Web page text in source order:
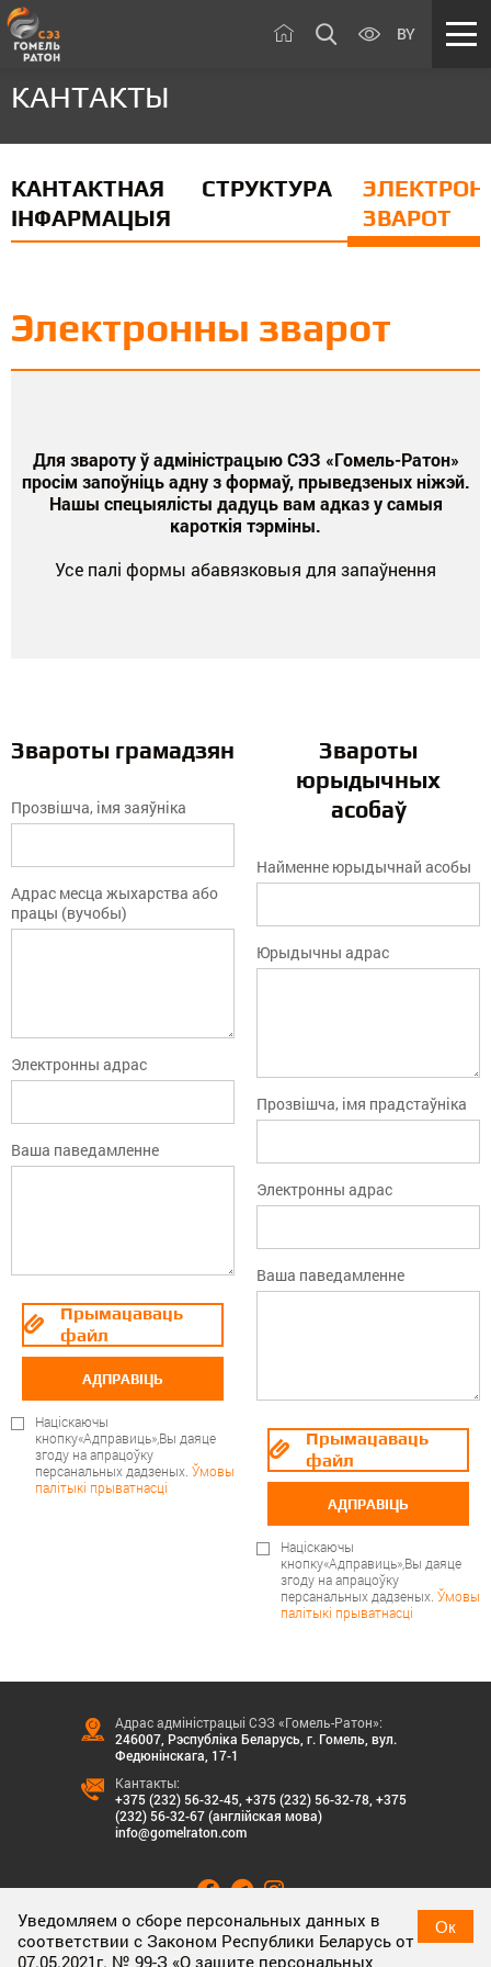
BY
КАНТАКТЫ
КАНТАКТНАЯ
ІНФАРМАЦЫЯ
СТРУКТУРА
ЗВАРОТ
Электронны зварот
Для звароту ў адміністрацыю СЭЗ «Гомель-Ратон»
просім запоўніць адну з формаў, прыведзеных ніжэй.
Нашы спецыялісты дадуць вам адказ у самыя
кароткія тэрміны.
Усе палі формы абавязковыя для запаўнення
Звароты грамадзян
Прозвішча, імя заяўніка
Адрас месца жыхарства або
працы (вучобы)
Электронны адрас
Ваша паведамленне
Прымацаваць
файл
АДПРАВІЦЬ
Націскаючы
кнопку«Адправиць»,Вы даяце
згоду на апрацоўку
персанальных дадзеных. Ўмовы
палітыкі прыватнасці
Звароты
юрыдычных
асобаў
Найменне юрыдычнай асобы
Юрыдычны адрас
Прозвішча, імя прадстаўніка
Электронны адрас
Ваша паведамленне
Прымацаваць
файл
АДПРАВІЦЬ
Націскаючы
кнопку«Адправиць»,Вы даяце
згоду на апрацоўку
персанальных дадзеных. Ўмовы
палітыкі прыватнасці
Уведомляем о сборе персональных данных в
соответствии с Законом Республики Беларусь от
07.05.2021г. № 99-З «О защите персональных
Ок
Адрас адміністрацыі СЭЗ «Гомель-Ратон»:
246007, Рэспубліка Беларусь, г. Гомель, вул.
Федюнінскага, 17-1
Кантакты:
+375 (232) 56-32-45 +375 (232) 56-32-78 +375
(232) 56-32-67 (англійская мова)
info@gomelraton.com